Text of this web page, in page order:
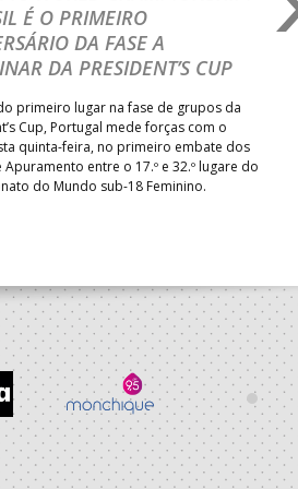
É O PRIMEIRO
DA FASE A
DA PRESIDENT’S CUP
primeiro lugar na fase de grupos da
Cup, Portugal mede forças com o
quinta-feira, no primeiro embate dos
Apuramento entre o 17.º e 32.º lugare do
do Mundo sub-18 Feminino.